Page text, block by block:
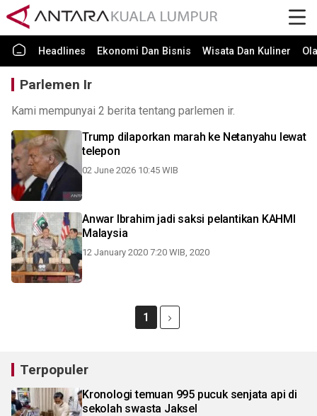
Headlines Ekonomi Dan Bisnis Wisata Dan Kuliner
Parlemen Ir
Kami mempunyai 2 berita tentang parlemen ir.
Trump dilaporkan marah ke Netanyahu lewat
telepon
02 June 2026 10:45 WIB
Anwar Ibrahim jadi saksi pelantikan KAHMI
Malaysia
12 January 2020 7:20 WIB, 2020
1
Terpopuler
Kronologi temuan 995 pucuk senjata api di
sekolah swasta Jaksel